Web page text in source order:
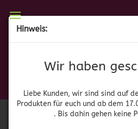
Hinweis:
Wir haben
Liebe Kunden, wir sind sind auf
Produkten für euch und ab dem
. Bis dahin gehen keine
Wir haben
zurück. Bis dahin gehen keine
Das Team von Delicious Food
42169)